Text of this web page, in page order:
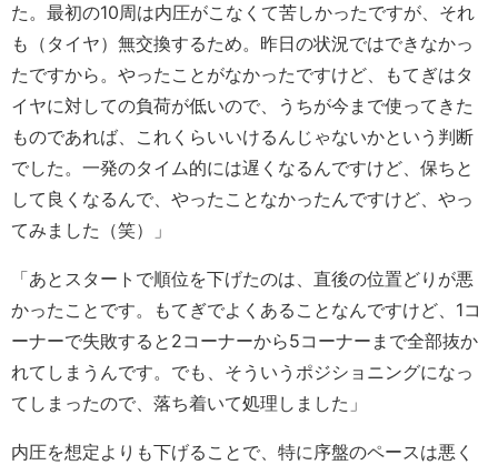
た。最初の10周は内圧がこなくて苦しかったですが、それ
も（タイヤ）無交換するため。昨日の状況ではできなかっ
たですから。やったことがなかったですけど、もてぎはタ
イヤに対しての負荷が低いので、うちが今まで使ってきた
ものであれば、これくらいいけるんじゃないかという判断
でした。一発のタイム的には遅くなるんですけど、保ちと
して良くなるんで、やったことなかったんですけど、やっ
てみました（笑）」
「あとスタートで順位を下げたのは、直後の位置どりが悪
かったことです。もてぎでよくあることなんですけど、1コ
ーナーで失敗すると2コーナーから5コーナーまで全部抜か
れてしまうんです。でも、そういうポジショニングになっ
てしまったので、落ち着いて処理しました」
内圧を想定よりも下げることで、特に序盤のペースは悪く